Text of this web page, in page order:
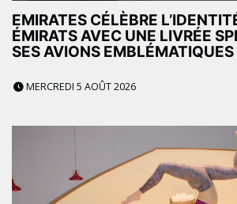
EMIRATES CÉLÈBRE
ÉMIRATS AVEC UNE LIVRÉE
SES AVIONS EMBLÉMATIQUES
MERCREDI 5 AOÛT 2026